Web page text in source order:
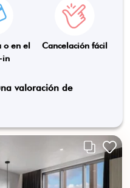
o en el
in
Cancelación fácil
valoración de